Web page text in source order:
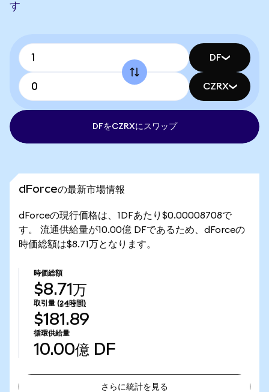
す
DF
CZRX
DFをCZRXにスワップ
dForceの最新市場情報
dForceの現行価格は、1DFあたり$0.00008708で
す。 流通供給量が10.00億 DFであるため、dForceの
時価総額は$8.71万となります。
時価総額
$8.71万
取引量 (24時間)
$181.89
循環供給量
10.00億 DF
さらに統計を見る